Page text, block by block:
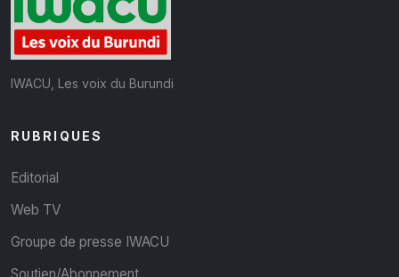
IWACU, Les voix du Burundi
RUBRIQUES
Editorial
Web TV
Groupe de presse IWACU
Soutien/Abonnement